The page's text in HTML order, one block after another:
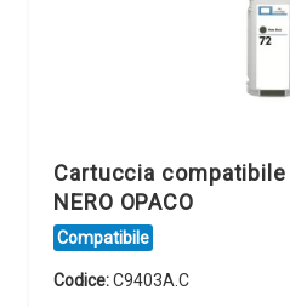
Cartuccia compatibile
NERO OPACO
Compatibile
Codice:C9403A.C